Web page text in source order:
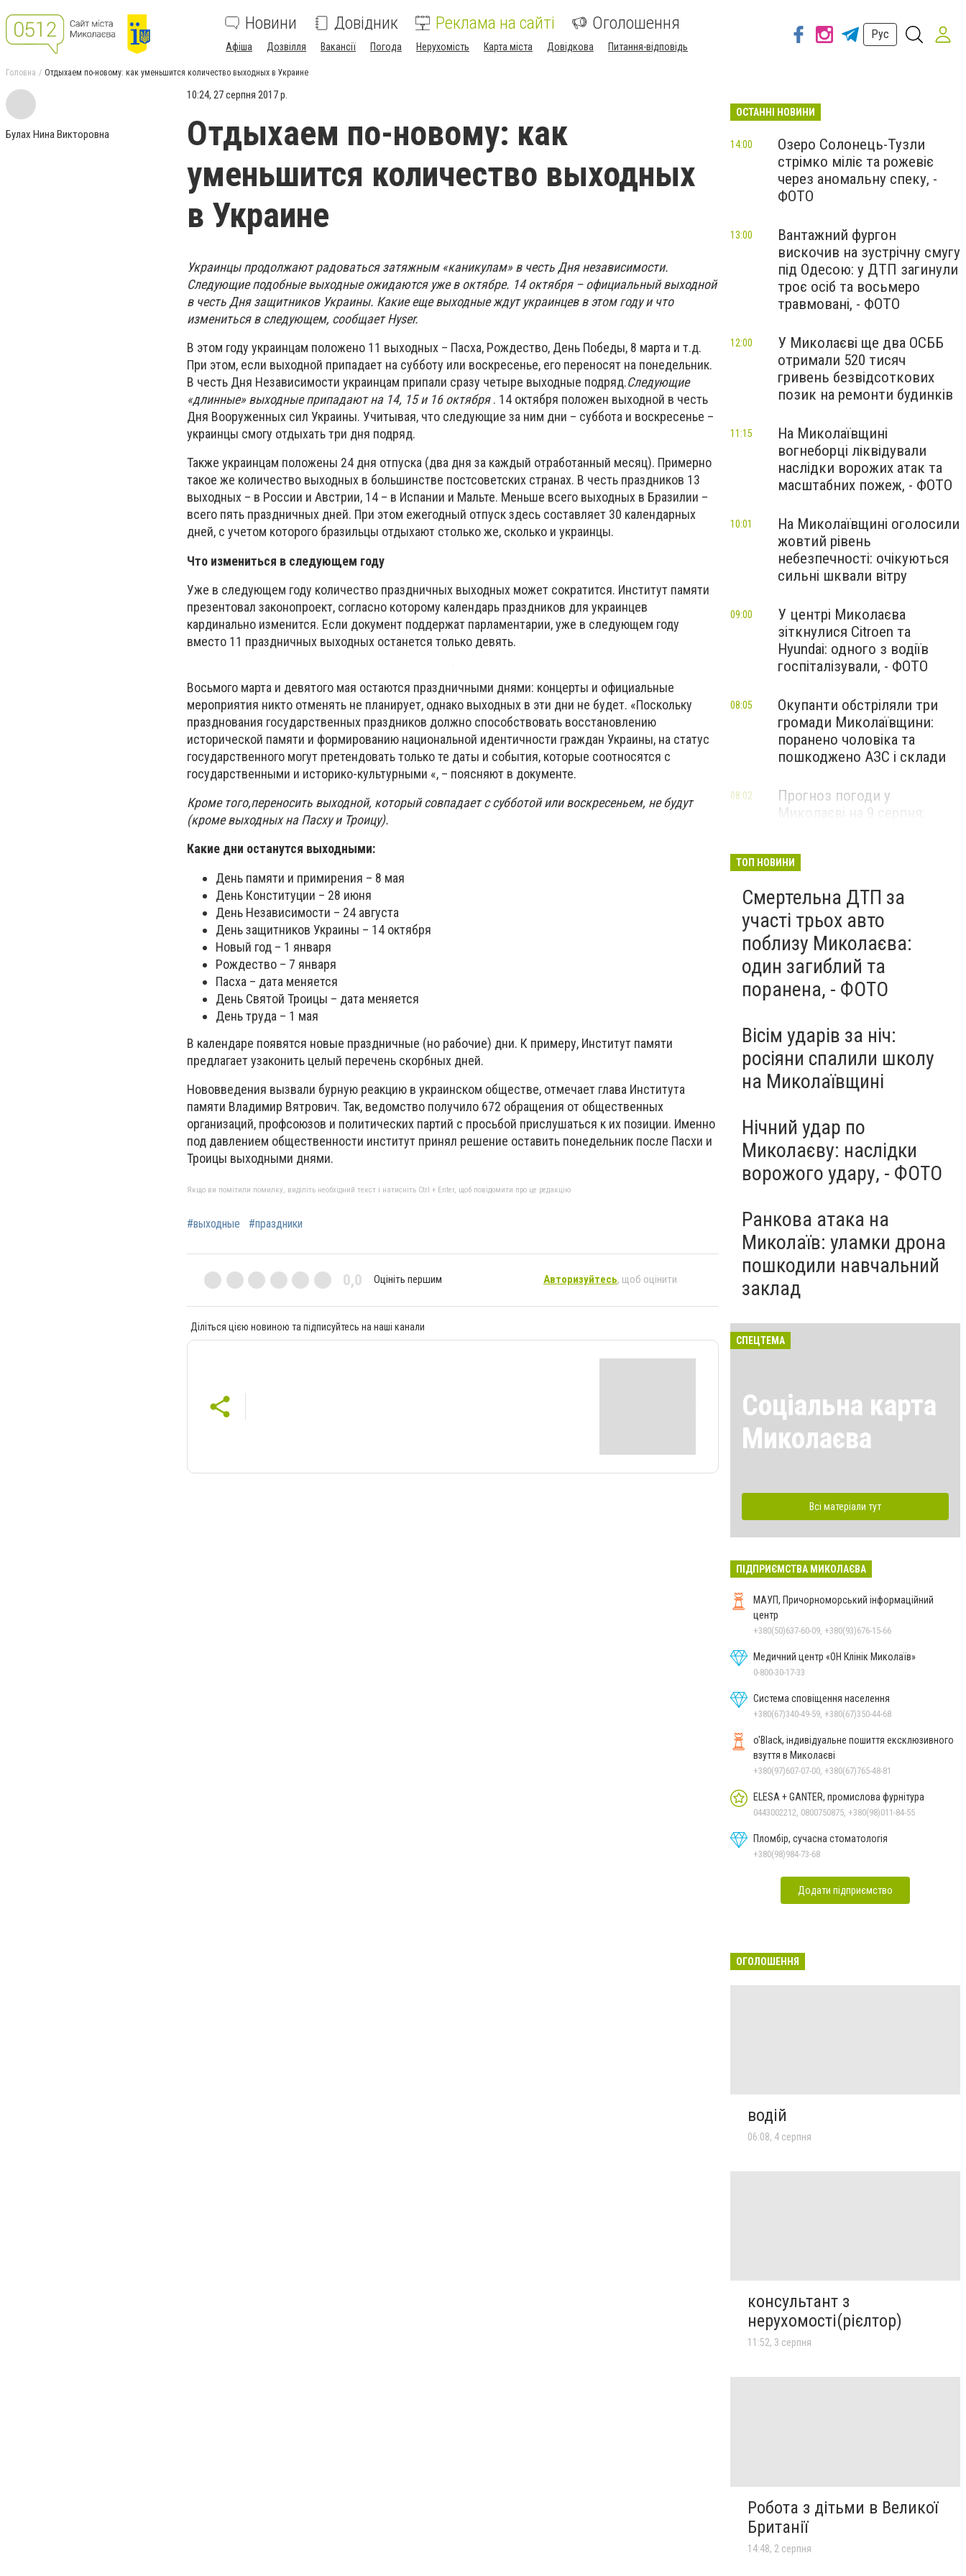
Новини Довідник Реклама на сайті Оголошення
Афіша Дозвілля Вакансії Погода Нерухомість Карта міста Довідкова Питання-відповідь
Рус
Головна Отдыхаем по-новому: как уменьшится количество выходных в Украине
Булах Нина Викторовна
10:24, 27 серпня 2017 р.
Отдыхаем по-новому: как
уменьшится количество выходных
в Украине
Украинцы продолжают радоваться затяжным «каникулам» в честь Дня независимости.
Следующие подобные выходные ожидаются уже в октябре. 14 октября – официальный выходной
в честь Дня защитников Украины. Какие еще выходные ждут украинцев в этом году и что
измениться в следующем, сообщает Hyser.
В этом году украинцам положено 11 выходных – Пасха, Рождество, День Победы, 8 марта и т.д.
При этом, если выходной припадает на субботу или воскресенье, его переносят на понедельник.
В честь Дня Независимости украинцам припали сразу четыре выходные подряд.Следующие
«длинные» выходные припадают на 14, 15 и 16 октября. 14 октября положен выходной в честь
Дня Вооруженных сил Украины. Учитывая, что следующие за ним дни – суббота и воскресенье –
украинцы смогу отдыхать три дня подряд.
Также украинцам положены 24 дня отпуска (два дня за каждый отработанный месяц). Примерно
такое же количество выходных в большинстве постсоветских странах. В честь праздников 13
выходных – в России и Австрии, 14 – в Испании и Мальте. Меньше всего выходных в Бразилии –
всего пять праздничных дней. При этом ежегодный отпуск здесь составляет 30 календарных
дней, с учетом которого бразильцы отдыхают столько же, сколько и украинцы.
Что измениться в следующем году
Уже в следующем году количество праздничных выходных может сократится. Институт памяти
презентовал законопроект, согласно которому календарь праздников для украинцев
кардинально изменится. Если документ поддержат парламентарии, уже в следующем году
вместо 11 праздничных выходных останется только девять.
Восьмого марта и девятого мая остаются праздничными днями: концерты и официальные
мероприятия никто отменять не планирует, однако выходных в эти дни не будет. «Поскольку
празднования государственных праздников должно способствовать восстановлению
исторической памяти и формированию национальной идентичности граждан Украины, на статус
государственного могут претендовать только те даты и события, которые соотносятся с
государственными и историко-культурными «, – поясняют в документе.
Кроме того,переносить выходной, который совпадает с субботой или воскресеньем, не будут
(кроме выходных на Пасху и Троицу).
Какие дни останутся выходными:
День памяти и примирения – 8 мая
День Конституции – 28 июня
День Независимости – 24 августа
День защитников Украины – 14 октября
Новый год – 1 января
Рождество – 7 января
Пасха – дата меняется
День Святой Троицы – дата меняется
День труда – 1 мая
В календаре появятся новые праздничные (но рабочие) дни. К примеру, Институт памяти
предлагает узаконить целый перечень скорбных дней.
Нововведения вызвали бурную реакцию в украинском обществе, отмечает глава Института
памяти Владимир Вятрович. Так, ведомство получило 672 обращения от общественных
организаций, профсоюзов и политических партий с просьбой прислушаться к их позиции. Именно
под давлением общественности институт принял решение оставить понедельник после Пасхи и
Троицы выходными днями.
Якщо ви помітили помилку, виділіть необхідний текст і натисніть Ctrl + Enter, щоб повідомити про це редакцію
#выходные #праздники
0,0 Оцініть першим Авторизуйтесь, щоб оцінити
Діліться цією новиною та підписуйтесь на наші канали
ОСТАННІ НОВИНИ
Озеро Солонець-Тузли
стрімко міліє та рожевіє
через аномальну спеку, -
ФОТО
14:00
Вантажний фургон
вискочив на зустрічну смугу
під Одесою: у ДТП загинули
троє осіб та восьмеро
травмовані, - ФОТО
13:00
У Миколаєві ще два ОСББ
отримали 520 тисяч
гривень безвідсоткових
позик на ремонти будинків
12:00
На Миколаївщині
вогнеборці ліквідували
наслідки ворожих атак та
масштабних пожеж, - ФОТО
11:15
На Миколаївщині оголосили
жовтий рівень
небезпечності: очікуються
сильні шквали вітру
10:01
У центрі Миколаєва
зіткнулися Citroen та
Hyundai: одного з водіїв
госпіталізували, - ФОТО
09:00
Окупанти обстріляли три
громади Миколаївщини:
поранено чоловіка та
пошкоджено АЗС і склади
08:05
Прогноз погоди у
Миколаєві на 9 серпня:
08:02
ТОП НОВИНИ
Смертельна ДТП за
участі трьох авто
поблизу Миколаєва:
один загиблий та
поранена, - ФОТО
Вісім ударів за ніч:
росіяни спалили школу
на Миколаївщині
Нічний удар по
Миколаєву: наслідки
ворожого удару, - ФОТО
Ранкова атака на
Миколаїв: уламки дрона
пошкодили навчальний
заклад
СПЕЦТЕМА
Соціальна карта
Миколаєва
Всі матеріали тут
ПІДПРИЄМСТВА МИКОЛАЄВА
МАУП, Причорноморський інформаційний
центр
+380(50)637-60-09, +380(93)676-15-66
Медичний центр «ОН Клінік Миколаїв»
0-800-30-17-33
Система сповіщення населення
+380(67)340-49-59, +380(67)350-44-68
o'Black, індивідуальне пошиття ексклюзивного
взуття в Миколаєві
+380(97)607-07-00, +380(67)765-48-81
ELESA + GANTER, промислова фурнітура
0443002212, 0800750875, +380(98)011-84-55
Пломбір, сучасна стоматологія
+380(98)984-73-68
Додати підприємство
ОГОЛОШЕННЯ
водій
06:08, 4 серпня
консультант з
нерухомості(рієлтор)
11:52, 3 серпня
Робота з дітьми в Великої
Британії
14:48, 2 серпня